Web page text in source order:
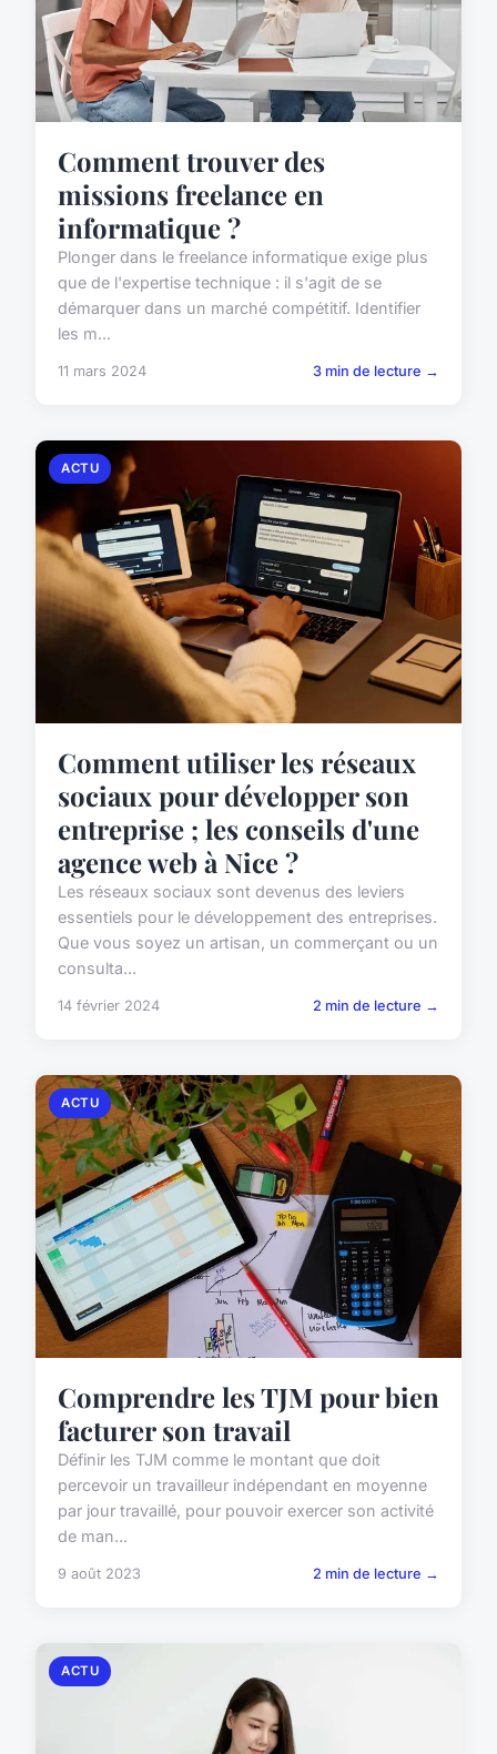
Comment trouver des
missions freelance en
informatique ?
Plonger dans le freelance informatique exige plus
que de l'expertise technique : il s'agit de se
démarquer dans un marché compétitif. Identifier
les m...
11 mars 2024 3 min de lecture →
ACTU
Comment utiliser les réseaux
sociaux pour développer son
entreprise ; les conseils d'une
agence web à Nice ?
Les réseaux sociaux sont devenus des leviers
essentiels pour le développement des entreprises.
Que vous soyez un artisan, un commerçant ou un
consulta...
14 février 2024 2 min de lecture →
ACTU
Comprendre les TJM pour bien
facturer son travail
Définir les TJM comme le montant que doit
percevoir un travailleur indépendant en moyenne
par jour travaillé, pour pouvoir exercer son activité
de man...
9 août 2023 2 min de lecture →
ACTU